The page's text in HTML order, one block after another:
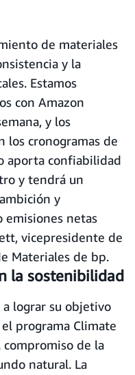
de materiales
y la
Estamos
con Amazon
y los
los cronogramas de
aporta confiabilidad
y tendrá un
y
emisiones netas
vicepresidente de
Materiales de bp.
la sostenibilidad
a lograr su objetivo
el programa Climate
de la
natural. La